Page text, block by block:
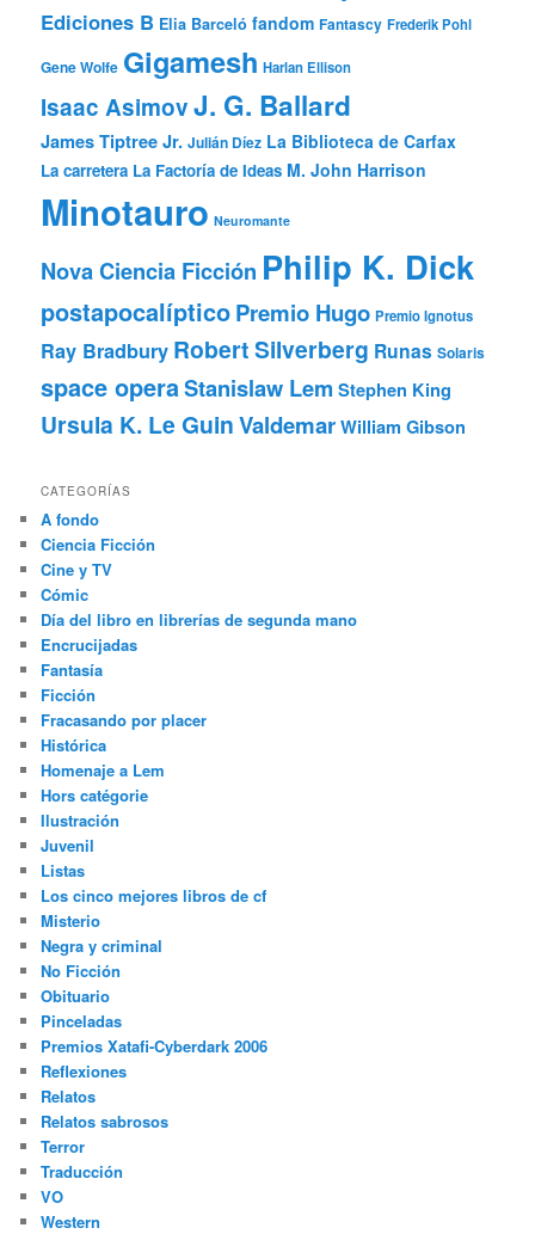
Ediciones B Elia Barceló fandom Fantascy Frederik Pohl
Gene Wolfe Gigamesh Harlan Ellison
Isaac AsimovJ. G. Ballard
James Tiptree Jr. Julián Díez La Biblioteca de Carfax
La carretera La Factoría de Ideas M. John Harrison
Minotauro Neuromante
Nova Ciencia Ficción Philip K. Dick
postapocalípticoPremio Hugo Premio Ignotus
Ray Bradbury Robert Silverberg Runas Solaris
space operaStanislaw Lem Stephen King
Ursula K. Le GuinValdemarWilliam Gibson
CATEGORÍAS
A fondo
Ciencia Ficción
Cine y TV
Cómic
Día del libro en librerías de segunda mano
Encrucijadas
Fantasía
Ficción
Fracasando por placer
Histórica
Homenaje a Lem
Hors catégorie
Ilustración
Juvenil
Listas
Los cinco mejores libros de cf
Misterio
Negra y criminal
No Ficción
Obituario
Pinceladas
Premios Xatafi-Cyberdark 2006
Reflexiones
Relatos
Relatos sabrosos
Terror
Traducción
VO
Western